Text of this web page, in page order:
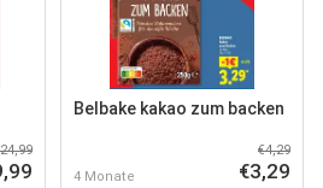
Belbake kakao zum backen
4 Monate
€4,29
€3,29